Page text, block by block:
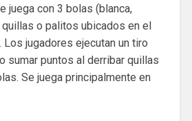
juega con 3 bolas (blanca,
quillas o palitos ubicados en el
jugadores ejecutan un tiro
sumar puntos al derribar quillas
Se juega principalmente en